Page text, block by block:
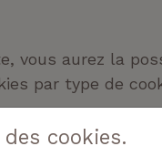
vous aurez la
par type de
ne peuvent
pouvons
cookies.